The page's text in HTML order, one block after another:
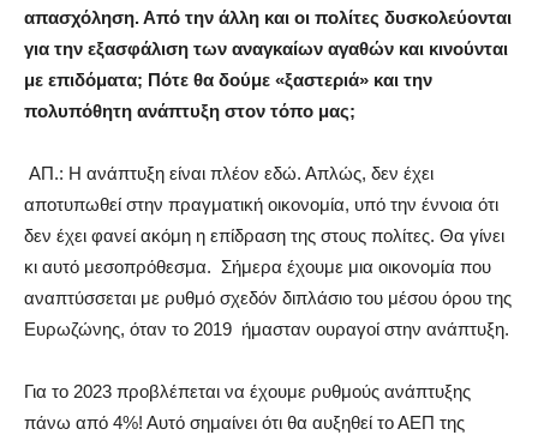
απασχόληση. Από την άλλη και οι πολίτες δυσκολεύονται
για την εξασφάλιση των αναγκαίων αγαθών και κινούνται
με επιδόματα; Πότε θα δούμε «ξαστεριά» και την
πολυπόθητη ανάπτυξη στον τόπο μας;
ΑΠ.: Η ανάπτυξη είναι πλέον εδώ. Απλώς, δεν έχει
αποτυπωθεί στην πραγματική οικονομία, υπό την έννοια ότι
δεν έχει φανεί ακόμη η επίδραση της στους πολίτες. Θα γίνει
κι αυτό μεσοπρόθεσμα. Σήμερα έχουμε μια οικονομία που
αναπτύσσεται με ρυθμό σχεδόν διπλάσιο του μέσου όρου της
Ευρωζώνης, όταν το 2019 ήμασταν ουραγοί στην ανάπτυξη.
Για το 2023 προβλέπεται να έχουμε ρυθμούς ανάπτυξης
πάνω από 4%! Αυτό σημαίνει ότι θα αυξηθεί το ΑΕΠ της